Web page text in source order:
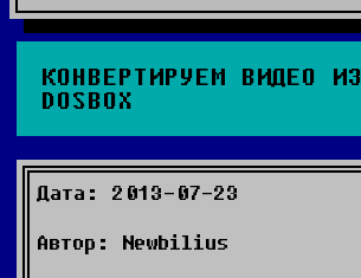
КОНВЕРТИРУЕМ ВИДЕО ИЗ
DOSBOX
Дата: 2013-07-23
Автор: Newbilius